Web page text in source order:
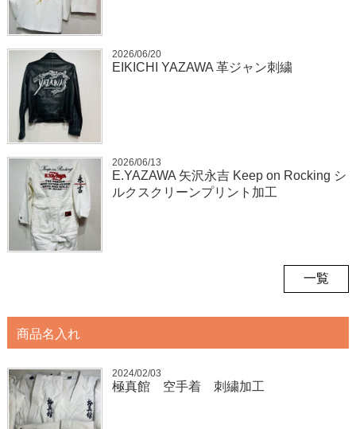
2026/06/20
EIKICHI YAZAWA 革ジャン刺繍
2026/06/13
E.YAZAWA 矢沢永吉 Keep on Rocking シ
ルクスクリーンプリント加工
一覧
商品名入れ
2024/02/03
極真館 空手着 刺繍加工